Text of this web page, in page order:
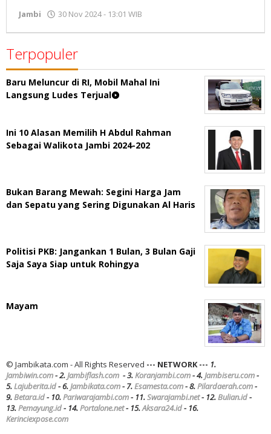
Jambi 30 Nov 2024 - 13:01 WIB
Terpopuler
Baru Meluncur di RI, Mobil Mahal Ini
Langsung Ludes Terjual
Ini 10 Alasan Memilih H Abdul Rahman
Sebagai Walikota Jambi 2024-202
Bukan Barang Mewah: Segini Harga Jam
dan Sepatu yang Sering Digunakan Al Haris
Politisi PKB: Jangankan 1 Bulan, 3 Bulan Gaji
Saja Saya Siap untuk Rohingya
Mayam
© Jambikata.com - All Rights Reserved --- NETWORK --- 1.
Jambiwin.com- 2.Jambiflash.com - 3.Koranjambi.com- 4.Jambiseru.com-
5.Lajuberita.id- 6.Jambikata.com- 7.Esamesta.com- 8.Pilardaerah.com-
9.Betara.id- 10.Pariwarajambi.com- 11.Swarajambi.net- 12.Bulian.id-
13.Pemayung.id- 14.Portalone.net- 15.Aksara24.id- 16.
Kerinciexpose.com